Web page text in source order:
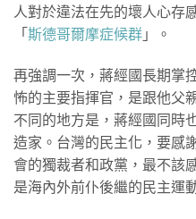
人對於違法在先的壞人心存
「 斯德哥爾摩症候群 」。
再強調一次，蔣經國長期掌
怖的主要指揮官，是跟他父
不同的地方是，蔣經國同時
造家。台灣的民主化，要感
會的獨裁者和政黨，最不該
是海內外前仆後繼的民主運